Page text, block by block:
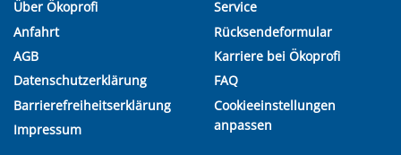
Über Ökoprofi
Anfahrt
AGB
Datenschutzerklärung
Barrierefreiheitserklärung
Impressum
Service
Rücksendeformular
Karriere bei Ökoprofi
FAQ
Cookieeinstellungen
anpassen